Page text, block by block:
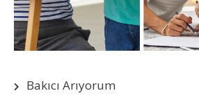
Bakıcı Arıyorum